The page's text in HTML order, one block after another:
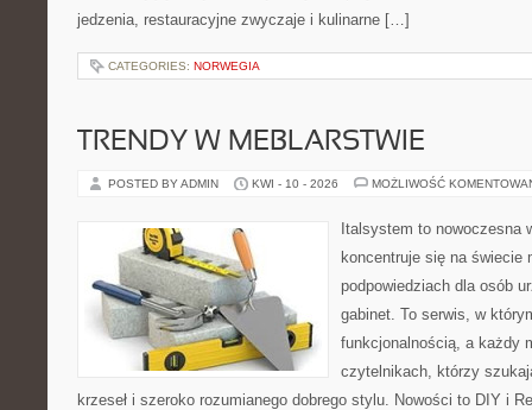
jedzenia, restauracyjne zwyczaje i kulinarne […]
CATEGORIES: NORWEGIA
TRENDY W MEBLARSTWIE
POSTED BY ADMIN KWI - 10 - 2026 MOŻLIWOŚĆ
Italsystem to nowoczesna
koncentruje się na świecie
podpowiedziach dla osób
gabinet. To serwis, w
funkcjonalnością, a każdy
czytelnikach, którzy
krzeseł i szeroko rozumianego dobrego stylu. Nowości to DIY i